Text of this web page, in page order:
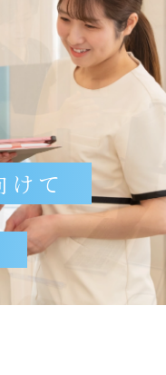
けて